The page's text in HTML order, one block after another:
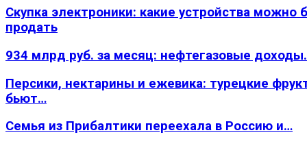
Скупка электроники: какие устройства можно
продать
934 млрд руб. за месяц: нефтегазовые
Персики, нектарины и ежевика: турецкие
бьют…
Семья из Прибалтики переехала в Россию и…